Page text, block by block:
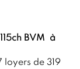
BVM à
loyers de 319